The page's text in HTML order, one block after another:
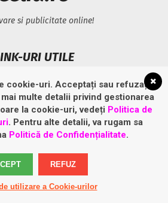
si publicitate online!
URI UTILE
fișierele cookies
de confidențialitate
cookie-uri. Acceptați sau refuzați
multe detalii privind gestionarea
la cookie-uri, vedeți Politica de
. Pentru alte detalii, va rugam sa
Politică de Confidențialitate.
REFUZ
utilizare a Cookie-urilor